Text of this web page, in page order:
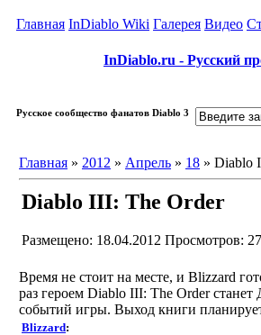
Главная InDiablo Wiki Галерея Видео
InDiablo.ru - Русский
Русское сообщество фанатов Diablo 3
Главная » 2012 » Апрель » 18 » Diablo
Diablo III: The Order
Размещено: 18.04.2012 Просмотров:
Время не стоит на месте, и Blizzard
раз героем Diablo III: The Order
событий игры. Выход книги
Blizzard: